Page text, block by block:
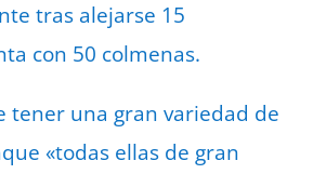
tras alejarse 15
con 50 colmenas.
tener una gran variedad de
«todas ellas de gran